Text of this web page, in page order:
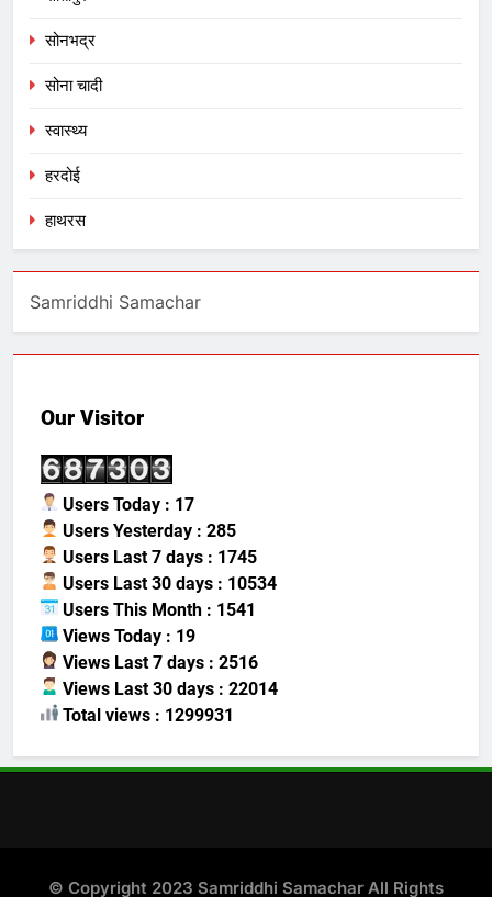
सोनभद्र
सोना चादी
स्वास्थ्य
हरदोई
हाथरस
Samriddhi Samachar
Our Visitor
Users Today : 17
Users Yesterday : 285
Users Last 7 days : 1745
Users Last 30 days : 10534
Users This Month : 1541
Views Today : 19
Views Last 7 days : 2516
Views Last 30 days : 22014
Total views : 1299931
© Copyright 2023 Samriddhi Samachar All Rights